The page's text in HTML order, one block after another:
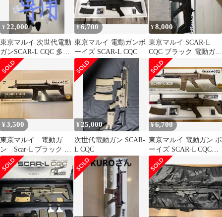
¥ 22,000
東京マルイ 次世代電動
ガンSCAR-L CQC 多弾
マガジン3つ付き
¥6,700
東京マルイ 電動ガンボ
ーイズ SCAR-L CQC
¥8,000
東京マルイ SCAR-L
CQC ブラック 電動ガン
ボーイズ
¥3,500
東京マルイ 電動ガ
ン Scar-L ブラック 10
禁
¥ 25,000
次世代電動ガン SCAR-
L CQC
¥6,700
東京マルイ 電動ガン ボ
ーイズ SCAR-L CQC
FDE